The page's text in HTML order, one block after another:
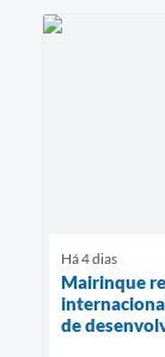
Há 4 dias
Mairinque
de